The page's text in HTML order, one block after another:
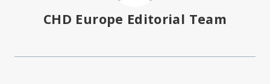
CHD Europe Editorial Team